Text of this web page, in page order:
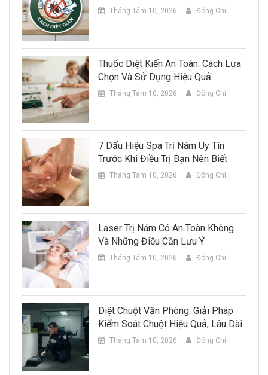
Tháng Tám 10, 2026 Đông Chí
Thuốc Diệt Kiến An Toàn: Cách Lựa
Chọn Và Sử Dụng Hiệu Quả
Tháng Tám 10, 2026 Đông Chí
7 Dấu Hiệu Spa Trị Nám Uy Tín
Trước Khi Điều Trị Bạn Nên Biết
Tháng Tám 10, 2026 Đông Chí
Laser Trị Nám Có An Toàn Không
Và Những Điều Cần Lưu Ý
Tháng Tám 10, 2026 Đông Chí
Diệt Chuột Văn Phòng: Giải Pháp
Kiểm Soát Chuột Hiệu Quả, Lâu Dài
Tháng Tám 10, 2026 Đông Chí